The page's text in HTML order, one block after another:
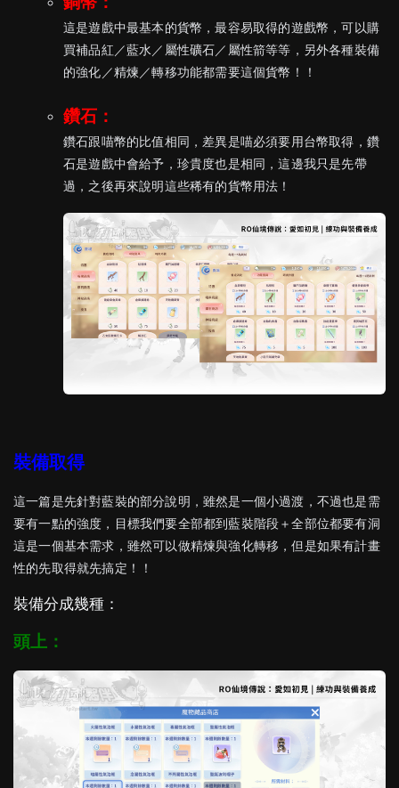
這是遊戲中最基本的貨幣，最容易取得的遊戲幣，可以購
買補品紅／藍水／屬性礦石／屬性箭等等，另外各種裝備
的強化／精煉／轉移功能都需要這個貨幣！！
鑽石：
鑽石跟喵幣的比值相同，差異是喵必須要用台幣取得，鑽
石是遊戲中會給予，珍貴度也是相同，這邊我只是先帶
過，之後再來說明這些稀有的貨幣用法！
裝備取得
這一篇是先針對藍裝的部分說明，雖然是一個小過渡，不過也是需
要有一點的強度，目標我們要全部都到藍裝階段＋全部位都要有洞
這是一個基本需求，雖然可以做精煉與強化轉移，但是如果有計畫
性的先取得就先搞定！！
裝備分成幾種：
頭上：